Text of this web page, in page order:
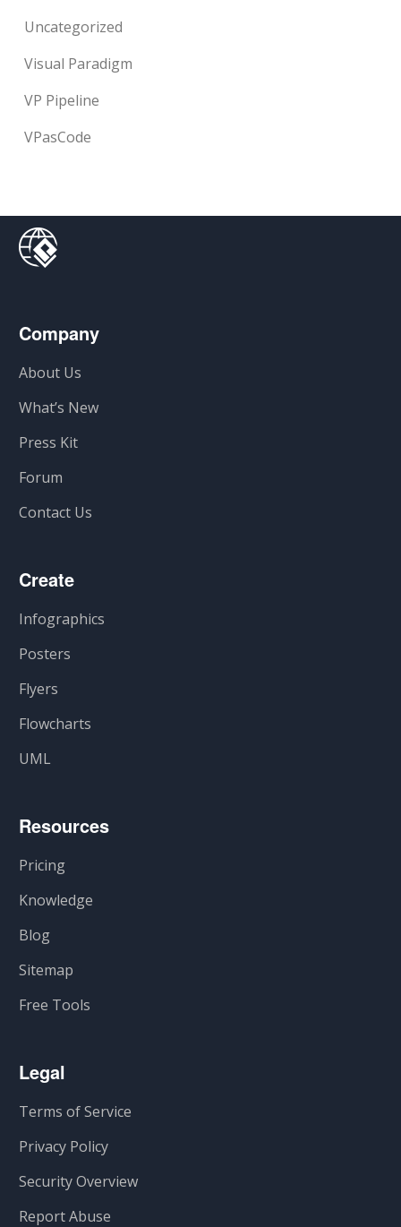
Uncategorized
Visual Paradigm
VP Pipeline
VPasCode
Company
About Us
What’s New
Press Kit
Forum
Contact Us
Create
Infographics
Posters
Flyers
Flowcharts
UML
Resources
Pricing
Knowledge
Blog
Sitemap
Free Tools
Legal
Terms of Service
Privacy Policy
Security Overview
Report Abuse